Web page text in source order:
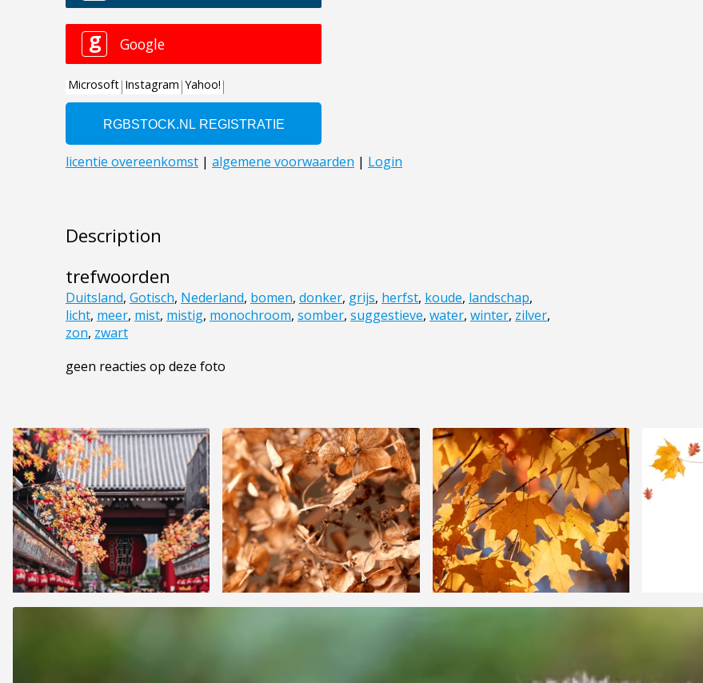
Description
trefwoorden
Duitsland, Gotisch, Nederland, bomen, donker, grijs, herfst, koude, landschap,
licht, meer, mist, mistig, monochroom, somber, suggestieve, water, winter, zilver,
zon, zwart
geen reacties op deze foto